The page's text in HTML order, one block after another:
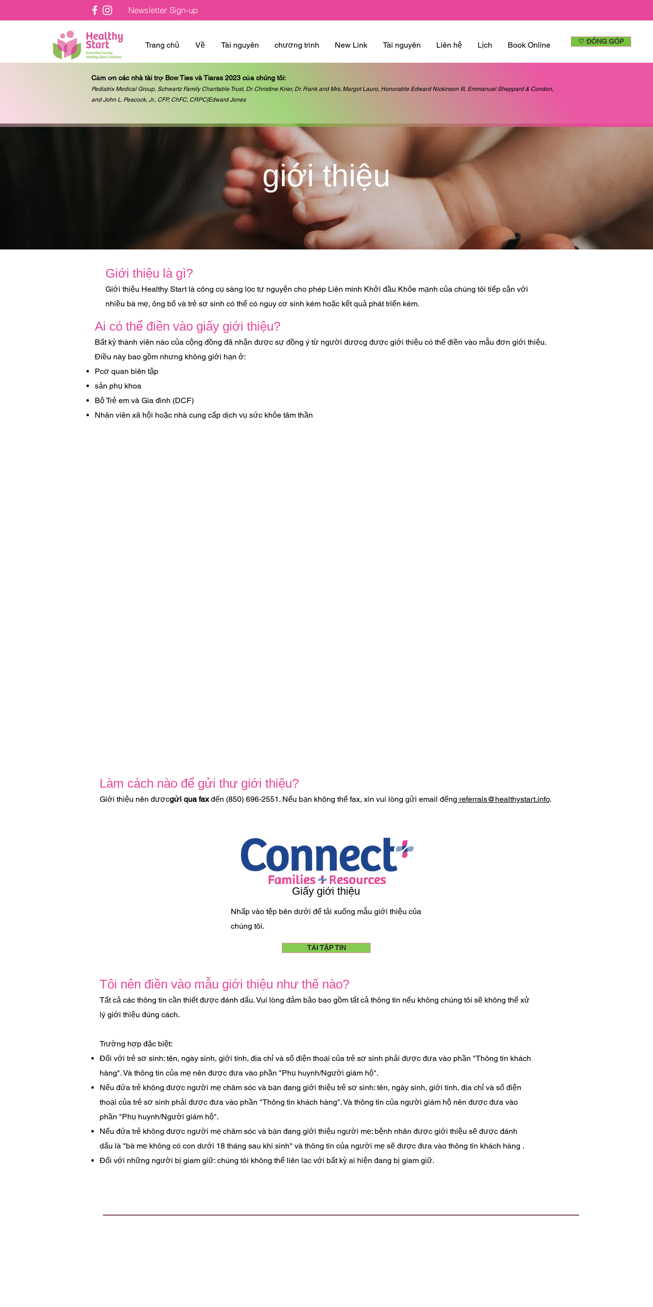
Newsletter Sign-up
Trang chủ Về Tài nguyên chương trình New Link Tài nguyên Liên hệ Lịch Book Online ♡ ĐÓNG GÓP
Cảm ơn các nhà tài trợ Bow Ties và Tiaras 2023 của chúng tôi:
Pediatrix Medical Group, Schwartz Family Charitable Trust, Dr. Christine Krier, Dr. Frank and Mrs. Margot Lauro, Honorable Edward Nickinson III, Emmanuel Sheppard & Condon,
and John L. Peacock, Jr., CFP, ChFC, CRPC|Edward Jones
giới thiệu
Giới thiệu là gì?
Giới thiệu Healthy Start là công cụ sàng lọc tự nguyện cho phép Liên minh Khởi đầu Khỏe mạnh của chúng tôi tiếp cận với
nhiều bà mẹ, ông bố và trẻ sơ sinh có thể có nguy cơ sinh kém hoặc kết quả phát triển kém.
Ai có thể điền vào giấy giới thiệu?
Bất kỳ thành viên nào của cộng đồng đã nhận được sự đồng ý từ người đượcg được giới thiệu có thể điền vào mẫu đơn giới thiệu.
Điều này bao gồm nhưng không giới hạn ở:
Pcơ quan biên tập
sản phụ khoa
Bộ Trẻ em và Gia đình (DCF)
Nhân viên xã hội hoặc nhà cung cấp dịch vụ sức khỏe tâm thần
Làm cách nào để gửi thư giới thiệu?
Giới thiệu nên đượcgửi qua faxđến (850) 696-2551. Nếu bạn không thể fax, xin vui lòng gửi email đếng referrals@healthystart.info.
Giấy giới thiệu
Nhấp vào tệp bên dưới để tải xuống mẫu giới thiệu của
chúng tôi.
TẢI TẬP TIN
Tôi nên điền vào mẫu giới thiệu như thế nào?
Tất cả các thông tin cần thiết được đánh dấu. Vui lòng đảm bảo bao gồm tất cả thông tin nếu không chúng tôi sẽ không thể xử
lý giới thiệu đúng cách.
Trường hợp đặc biệt:
Đối với trẻ sơ sinh: tên, ngày sinh, giới tính, địa chỉ và số điện thoại của trẻ sơ sinh phải được đưa vào phần "Thông tin khách
hàng". Và thông tin của mẹ nên được đưa vào phần "Phụ huynh/Người giám hộ".
Nếu đứa trẻ không được người mẹ chăm sóc và bạn đang giới thiệu trẻ sơ sinh: tên, ngày sinh, giới tính, địa chỉ và số điện
thoại của trẻ sơ sinh phải được đưa vào phần "Thông tin khách hàng". Và thông tin của người giám hộ nên được đưa vào
phần "Phụ huynh/Người giám hộ".
Nếu đứa trẻ không được người mẹ chăm sóc và bạn đang giới thiệu người mẹ: bệnh nhân được giới thiệu sẽ được đánh
dấu là "bà mẹ không có con dưới 18 tháng sau khi sinh" và thông tin của người mẹ sẽ được đưa vào thông tin khách hàng .
Đối với những người bị giam giữ: chúng tôi không thể liên lạc với bất kỳ ai hiện đang bị giam giữ.